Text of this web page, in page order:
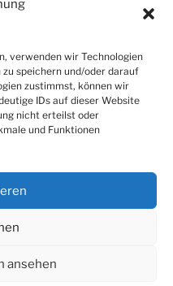
verwenden wir Technologien
speichern und/oder darauf
zustimmst, können wir
IDs auf dieser Website
nicht erteilst oder
und Funktionen
ansehen